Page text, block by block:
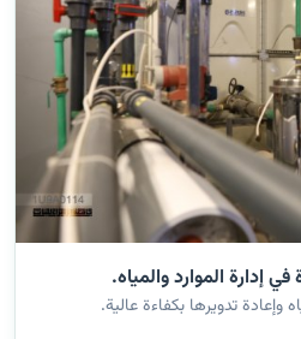
إدارة الموارد والمياه.
تدويرها بكفاءة عالية.